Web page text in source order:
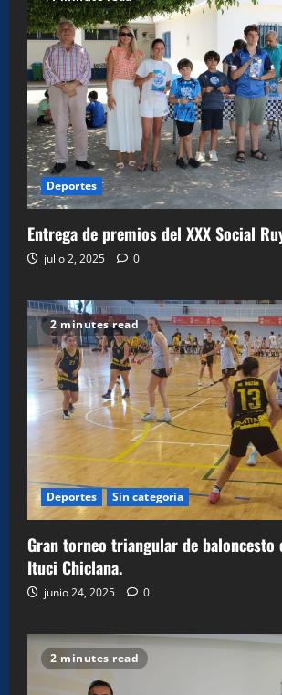
Deportes
Entrega de premios del XXX Social
julio 2, 2025 0
2 minutes read
Deportes Sin categoría
Gran torneo triangular de baloncesto
Ituci Chiclana.
junio 24, 2025 0
2 minutes read